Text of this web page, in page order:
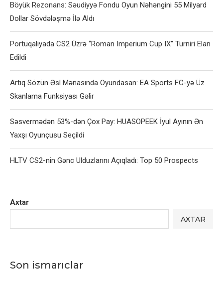
Axtar
AXTAR
Son ismarıclar
Böyük Rezonans: Səudiyyə Fondu Oyun Nəhəngini 55 Milyard
Dollar Sövdələşmə İlə Aldı
Portuqaliyada CS2 Üzrə “Roman Imperium Cup IX” Turniri Elan
Edildi
Artıq Sözün Əsl Mənasında Oyundasan: EA Sports FC-yə Üz
Skanlama Funksiyası Gəlir
Səsvermədən 53%-dən Çox Pay: HUASOPEEK İyul Ayının Ən
Yaxşı Oyunçusu Seçildi
HLTV CS2-nin Gənc Ulduzlarını Açıqladı: Top 50 Prospects